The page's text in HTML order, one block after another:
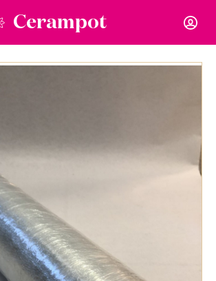
Cerampot